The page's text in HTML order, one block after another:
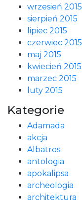
wrzesień 2015
sierpień 2015
lipiec 2015
czerwiec 2015
maj 2015
kwiecień 2015
marzec 2015
luty 2015
Kategorie
Adamada
akcja
Albatros
antologia
apokalipsa
archeologia
architektura